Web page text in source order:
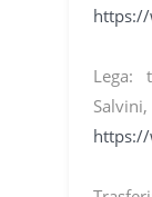
https://
Lega:
https://